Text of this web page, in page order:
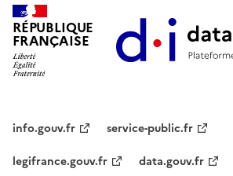
RÉPUBLIQUE
FRANÇAISE
info.gouv.fr
service-public.fr
legifrance.gouv.fr
data.gouv.fr